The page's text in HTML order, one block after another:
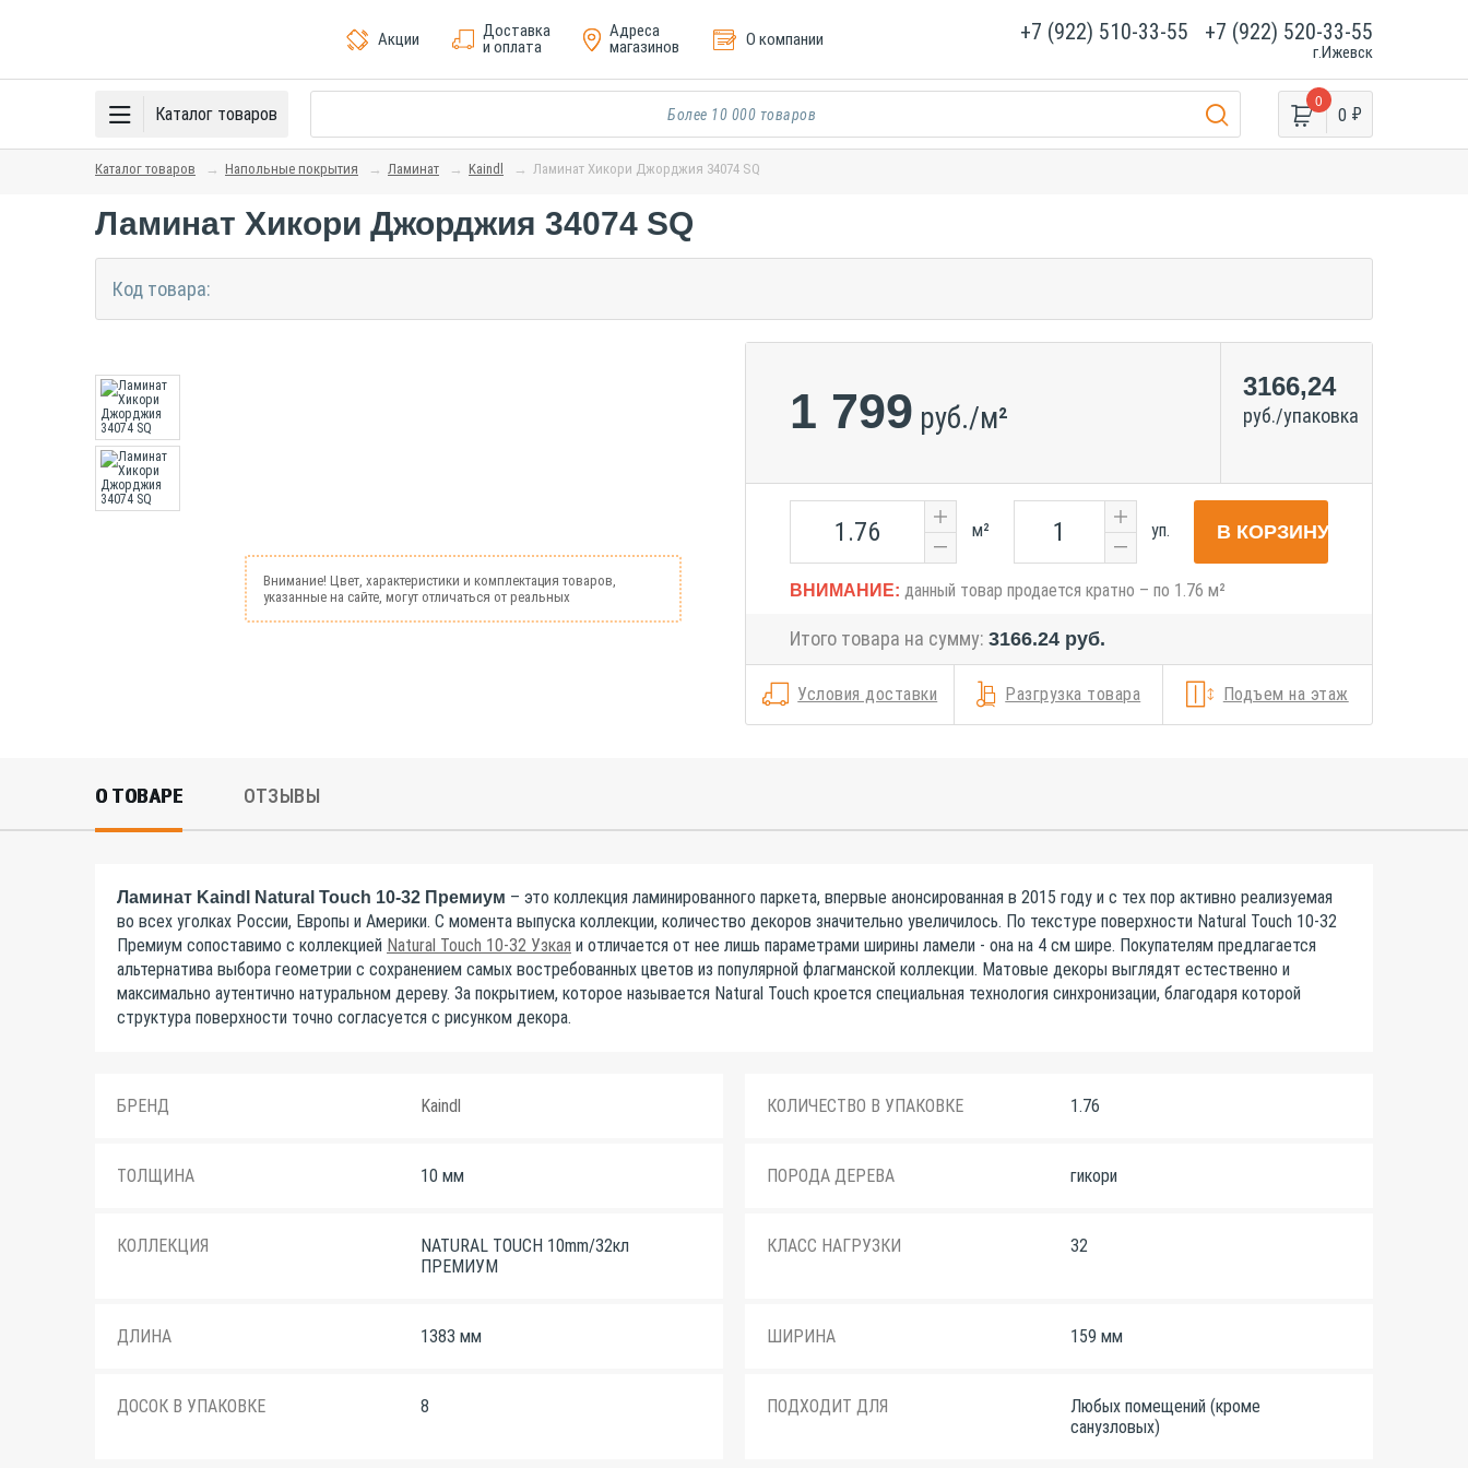
Акции
Доставка
и оплата
Адреса
магазинов
О компании +7 (922) 510-33-55 +7 (922) 520-33-55
г.Ижевск
Каталог товаров
0
0 ₽
Каталог товаров Напольные покрытия Ламинат Kaindl Ламинат Хикори Джорджия 34074 SQ
Ламинат Хикори Джорджия 34074 SQ
Код товара:
Внимание! Цвет, характеристики и комплектация товаров,
указанные на сайте, могут отличаться от реальных
1 799 руб./м²
3166,24
руб./упаковка
м² уп. В КОРЗИНУ
ВНИМАНИЕ: данный товар продается кратно – по 1.76 м²
Итого товара на сумму: 3166.24 руб.
Условия доставки Разгрузка товара Подъем на этаж
О ТОВАРЕ ОТЗЫВЫ
Ламинат Kaindl Natural Touch 10-32 Премиум – это коллекция ламинированного паркета, впервые анонсированная в 2015 году и с тех пор активно реализуемая
во всех уголках России, Европы и Америки. С момента выпуска коллекции, количество декоров значительно увеличилось. По текстуре поверхности Natural Touch 10-32
Премиум сопоставимо с коллекцией Natural Touch 10-32 Узкая и отличается от нее лишь параметрами ширины ламели - она на 4 см шире. Покупателям предлагается
альтернатива выбора геометрии с сохранением самых востребованных цветов из популярной флагманской коллекции. Матовые декоры выглядят естественно и
максимально аутентично натуральном дереву. За покрытием, которое называется Natural Touch кроется специальная технология синхронизации, благодаря которой
структура поверхности точно согласуется с рисунком декора.
БРЕНД Kaindl КОЛИЧЕСТВО В УПАКОВКЕ 1.76
ТОЛЩИНА 10 мм ПОРОДА ДЕРЕВА гикори
КОЛЛЕКЦИЯ
NATURAL TOUCH 10mm/32кл
ПРЕМИУМ
КЛАСС НАГРУЗКИ 32
ДЛИНА 1383 мм ШИРИНА 159 мм
ДОСОК В УПАКОВКЕ 8 ПОДХОДИТ ДЛЯ
Любых помещений (кроме
санузловых)